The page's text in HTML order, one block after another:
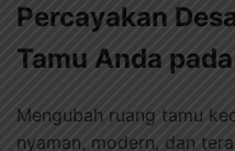
Percayakan
Tamu Anda
Mengubah ruang tamu
nyaman, modern, dan